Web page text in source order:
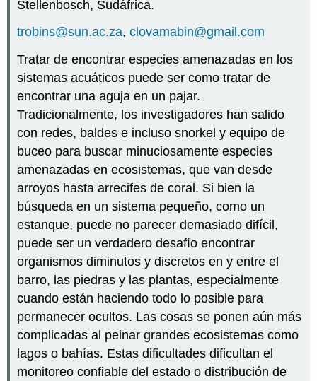
Stellenbosch, Sudáfrica.
trobins@sun.ac.za,clovamabin@gmail.com
Tratar de encontrar especies amenazadas en los
sistemas acuáticos puede ser como tratar de
encontrar una aguja en un pajar.
Tradicionalmente, los investigadores han salido
con redes, baldes e incluso snorkel y equipo de
buceo para buscar minuciosamente especies
amenazadas en ecosistemas, que van desde
arroyos hasta arrecifes de coral. Si bien la
búsqueda en un sistema pequeño, como un
estanque, puede no parecer demasiado difícil,
puede ser un verdadero desafío encontrar
organismos diminutos y discretos en y entre el
barro, las piedras y las plantas, especialmente
cuando están haciendo todo lo posible para
permanecer ocultos. Las cosas se ponen aún más
complicadas al peinar grandes ecosistemas como
lagos o bahías. Estas dificultades dificultan el
monitoreo confiable del estado o distribución de